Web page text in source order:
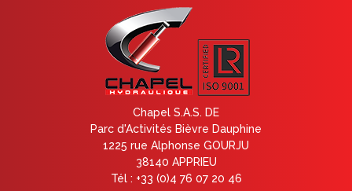
Chapel S.A.S. DE
Parc d'Activités Bièvre Dauphine
1225 rue Alphonse GOURJU
38140 APPRIEU
Tél : +33 (0)4 76 07 20 46